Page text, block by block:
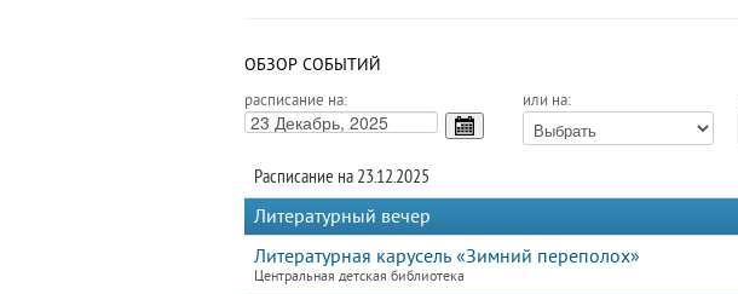
ОБЗОР СОБЫТИЙ
расписание на: или на:
Расписание на 23.12.2025
Литературный вечер
Литературная карусель «Зимний переполох»
Центральная детская библиотека